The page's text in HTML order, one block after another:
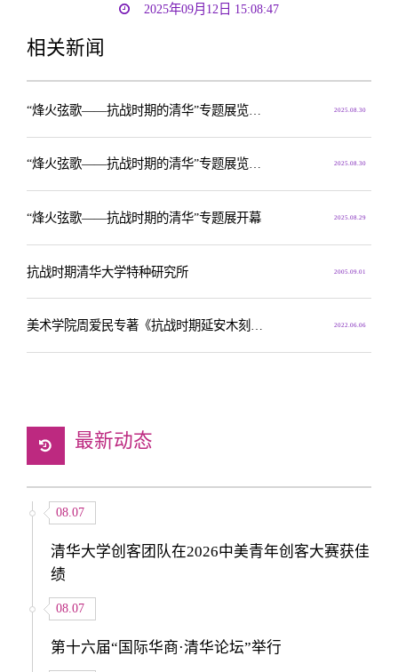
2025年09月12日 15:08:47
相关新闻
2025.08.30
2025.08.30
“烽火弦歌——抗战时期的清华”专题展览在京开幕
2025.08.29
“烽火弦歌——抗战时期的清华”专题展开幕
2005.09.01
抗战时期清华大学特种研究所
2022.06.06
美术学院周爱民专著《抗战时期延安木刻艺术研究》出版发行
最新动态
08.07
清华大学创客团队在2026中美青年创客大赛获佳
绩
08.07
第十六届“国际华商·清华论坛”举行